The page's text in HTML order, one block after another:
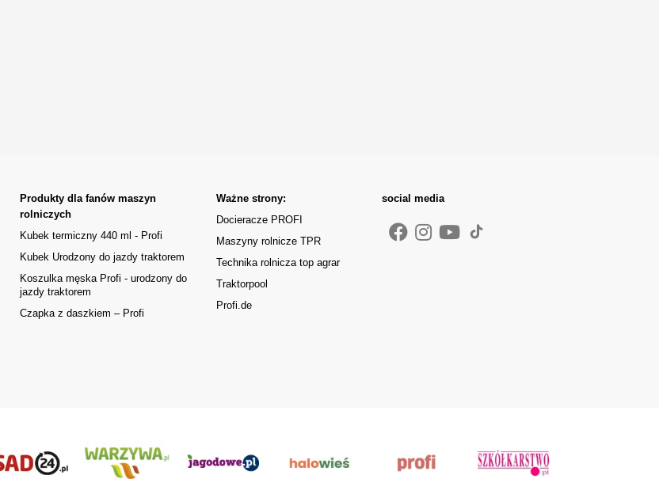
Produkty dla fanów maszyn
rolniczych
Kubek termiczny 440 ml - Profi
Kubek Urodzony do jazdy traktorem
Koszulka męska Profi - urodzony do
jazdy traktorem
Czapka z daszkiem – Profi
Ważne strony:
Docieracze PROFI
Maszyny rolnicze TPR
Technika rolnicza top agrar
Traktorpool
Profi.de
social media